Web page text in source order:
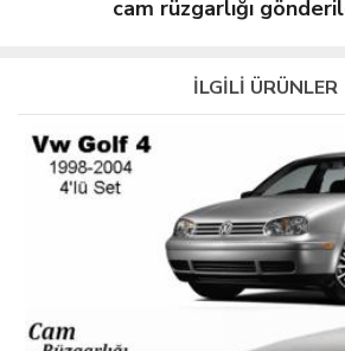
cam rüzgarlığı
İLGİLİ ÜRÜNLER